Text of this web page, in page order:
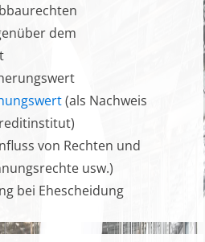
dem
(als Nachweis
von Rechten und
usw.)
bei Ehescheidung